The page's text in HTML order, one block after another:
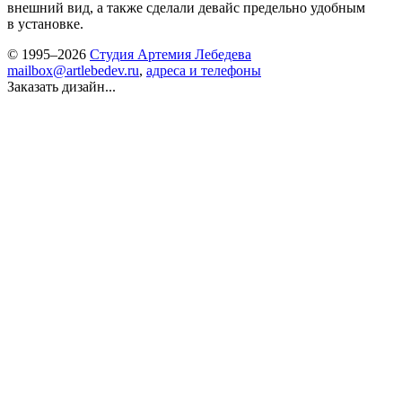
внешний вид, а также сделали девайс предельно удобным
в установке.
© 1995–2026 Студия Артемия Лебедева
mailbox@artlebedev.ru, адреса и телефоны
Заказать дизайн...